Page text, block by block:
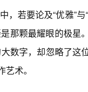
，若要论及“优雅”
那颗最耀眼的极星
数字，却忽略了
术。